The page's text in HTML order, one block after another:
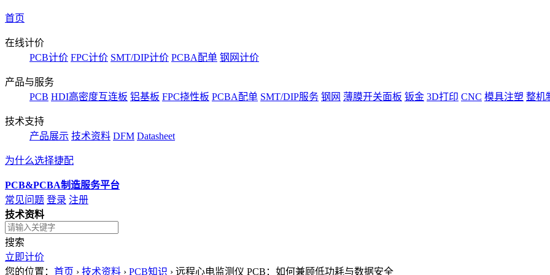
首页
在线计价
PCB计价 FPC计价 SMT/DIP计价 PCBA配单 钢网计价
产品与服务
PCB HDI高密度互连板 铝基板 FPC挠性板 PCBA配单 SMT/DIP服务 钢网 薄膜开关面板 钣金 3D打印 CNC 模具注塑 整机
技术支持
产品展示 技术资料 DFM Datasheet
为什么选择捷配
PCB&PCBA制造服务平台
常见问题 登录 注册
技术资料
搜索
立即计价
您的位置： 首页 › 技术资料 › PCB知识 › 远程心电监测仪 PCB：如何兼顾低功耗与数据安全